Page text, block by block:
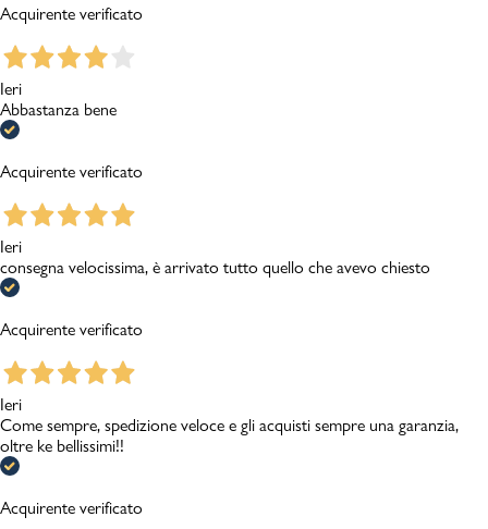
Acquirente verificato
Ieri
Abbastanza bene
Acquirente verificato
Ieri
consegna velocissima, è arrivato tutto quello che avevo chiesto
Acquirente verificato
Ieri
Come sempre, spedizione veloce e gli acquisti sempre una garanzia,
oltre ke bellissimi!!
Acquirente verificato